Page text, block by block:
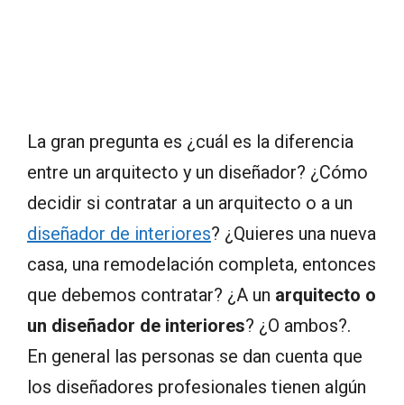
La gran pregunta es ¿cuál es la diferencia
entre un arquitecto y un diseñador? ¿Cómo
decidir si contratar a un arquitecto o a un
diseñador de interiores? ¿Quieres una nueva
casa, una remodelación completa, entonces
que debemos contratar? ¿A un arquitecto o
un diseñador de interiores? ¿O ambos?.
En general las personas se dan cuenta que
los diseñadores profesionales tienen algún